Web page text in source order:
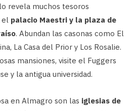
revela muchos tesoros
el palacio Maestri y la plaza de
. Abundan las casonas como El
La Casa del Prior y Los Rosalie.
mansiones, visite el Fuggers
y la antigua universidad.
en Almagro son las iglesias de